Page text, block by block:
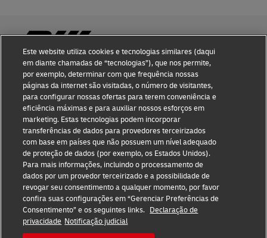
Conhecimento de fraude
Notificação judicial
Termos de Uso
Declaração de privacidade
Informações adicionais
Configurações de cookies
Siga-nos
Este website utiliza cookies e tecnologias similares (daqui
em diante chamadas de “tecnologias”), que nos permite,
por exemplo, determinar com que frequência nossas
páginas da internet são visitadas, o número de visitantes,
para configurar nossas ofertas para terem conveniência e
eficiência máximas e para auxiliar nossos esforços em
marketing. Estas tecnologias podem incorporar
transferências de dados para provedores terceirizados
com base em países que não possuem um nível adequado
de proteção de dados (por exemplo, os Estados Unidos).
Para mais informações, incluindo o processamento de
dados por um provedor terceirizado e a possibilidade de
revogar seu consentimento a qualquer momento, por favor
confira suas configurações em “Gerenciar Preferências de
Consentimento” e os seguintes links. Declaração de
privacidade Notificação judicial